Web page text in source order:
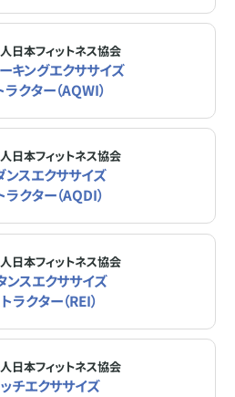
日本フィットネス協会
キングエクササイズ
クター（AQWI）
日本フィットネス協会
ンスエクササイズ
ラクター（AQDI）
日本フィットネス協会
ンスエクササイズ
ラクター（REI）
日本フィットネス協会
チエクササイズ